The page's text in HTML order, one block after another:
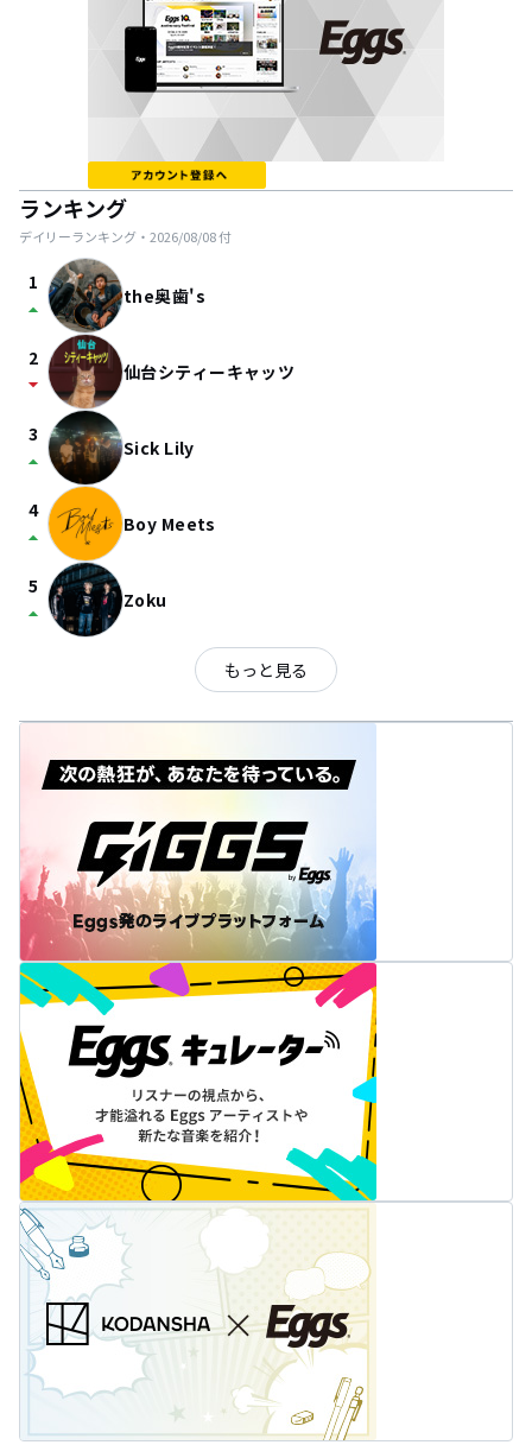
ランキング
デイリーランキング・ 2026/08/08付
1
arrow_drop_up the奥歯's
2
arrow_drop_down 仙台シティーキャッツ
3
arrow_drop_up Sick Lily
4
arrow_drop_up Boy Meets
5
arrow_drop_up Zoku
もっと見る